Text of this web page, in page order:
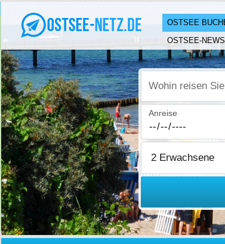
OSTSEE
OSTSEE-NEWS
Wohin reisen Sie?
Anreise